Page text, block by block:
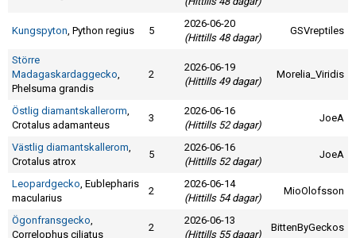
Kungspyton, Python regius 5
2026-06-20
(Hittills 48 dagar)
GSVreptiles
Större
Madagaskardaggecko,
Phelsuma grandis
2
2026-06-19
(Hittills 49 dagar)
Morelia_Viridis
Östlig diamantskallerorm,
Crotalus adamanteus
3
2026-06-16
(Hittills 52 dagar)
JoeA
Västlig diamantskallerom,
Crotalus atrox
5
2026-06-16
(Hittills 52 dagar)
JoeA
Leopardgecko, Eublepharis
macularius
2
2026-06-14
(Hittills 54 dagar)
MioOlofsson
Ögonfransgecko,
Correlophus ciliatus
2
2026-06-13
(Hittills 55 dagar)
BittenByGeckos